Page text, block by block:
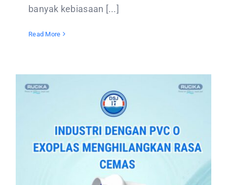
banyak kebiasaan [...]
Read More